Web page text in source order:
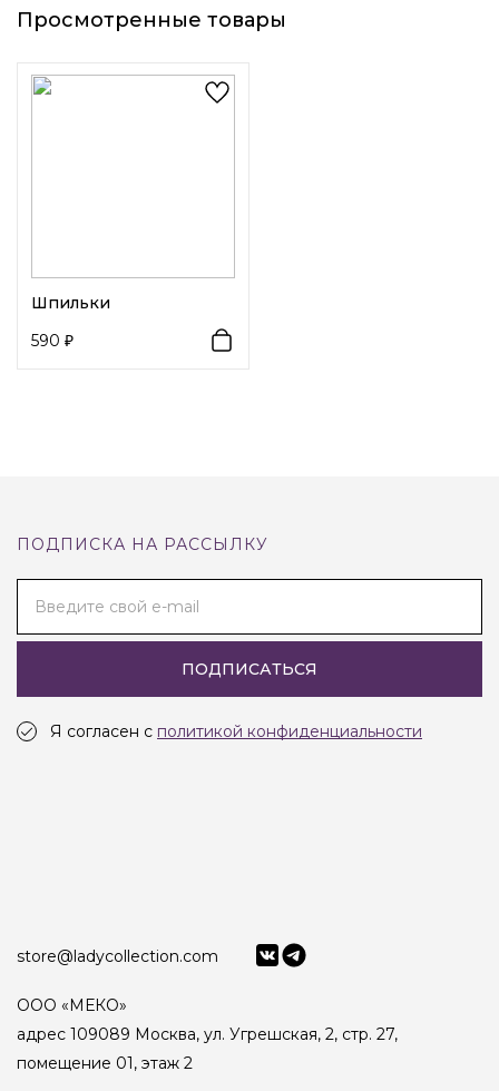
Длина 1: 6,7 см
Возраст:Взрослый
Декоративный элемент 1:
время нежные и женственные украшения для создания
Просмотренные товары
Шпильки
590
ПОДПИСКА НА РАССЫЛКУ
Введите свой e-mail
ПОДПИСАТЬСЯ
Я согласен с политикой конфиденциальности
store@ladycollection.com
ООО «МЕКО»
адрес 109089 Москва, ул. Угрешская, 2, стр. 27,
помещение 01, этаж 2